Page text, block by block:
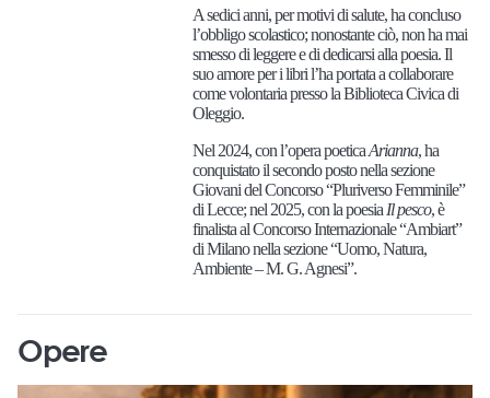
A sedici anni, per motivi di salute, ha concluso
l’obbligo scolastico; nonostante ciò, non ha mai
smesso di leggere e di dedicarsi alla poesia. Il
suo amore per i libri l’ha portata a collaborare
come volontaria presso la Biblioteca Civica di
Oleggio.
Nel 2024, con l’opera poeticaArianna, ha
conquistato il secondo posto nella sezione
Giovani del Concorso “Pluriverso Femminile”
di Lecce; nel 2025, con la poesia Il pesco, è
finalista al Concorso Internazionale “Ambiart”
di Milano nella sezione “Uomo, Natura,
Ambiente – M. G. Agnesi”.
Opere